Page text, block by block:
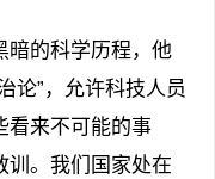
暗的科学历程，他
论”，允许科技人员
看来不可能的事
训。我们国家处在